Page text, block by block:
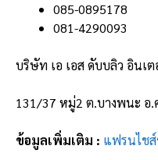
085-0895178
081-4290093
บริษัท เอ เอส ดับบลิว อินเ
131/37 หมู่2 ต.บางพนะ อ.
ข้อมูลเพิ่มเติม : แฟรนไชส์